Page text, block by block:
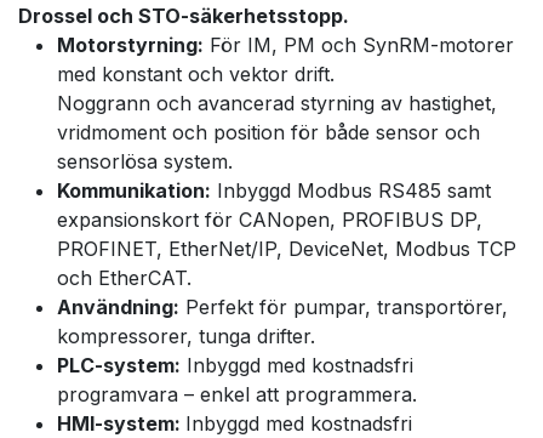
Drossel och STO-säkerhetsstopp.
Motorstyrning: För IM, PM och SynRM-motorer
med konstant och vektor drift.
Noggrann och avancerad styrning av hastighet,
vridmoment och position för både sensor och
sensorlösa system.
Kommunikation: Inbyggd Modbus RS485 samt
expansionskort för CANopen, PROFIBUS DP,
PROFINET, EtherNet/IP, DeviceNet, Modbus TCP
och EtherCAT.
Användning: Perfekt för pumpar, transportörer,
kompressorer, tunga drifter.
PLC-system: Inbyggd med kostnadsfri
programvara – enkel att programmera.
HMI-system: Inbyggd med kostnadsfri